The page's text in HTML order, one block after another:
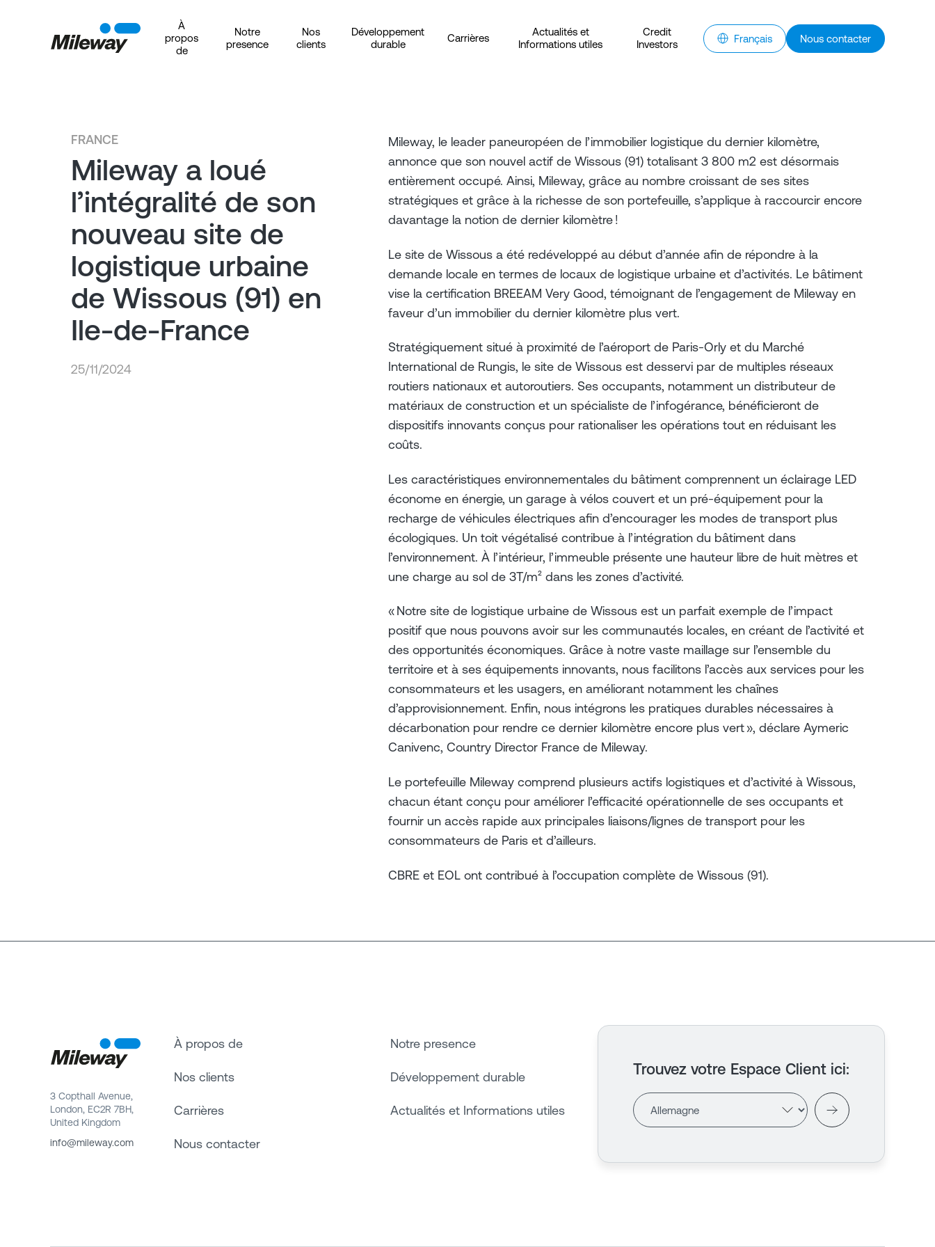
À
propos
de
Notre
presence
Nos
clients
Développement
durable
Carrières
Actualités et
Informations utiles
Credit
Investors
Français Nous contacter
FRANCE
Mileway a loué
l’intégralité de son
nouveau site de
logistique urbaine
de Wissous (91) en
Ile-de-France
25/11/2024
Mileway, le leader paneuropéen de l’immobilier logistique du dernier kilomètre,
annonce que son nouvel actif de Wissous (91) totalisant 3 800 m2 est désormais
entièrement occupé. Ainsi, Mileway, grâce au nombre croissant de ses sites
stratégiques et grâce à la richesse de son portefeuille, s’applique à raccourcir encore
davantage la notion de dernier kilomètre !
Le site de Wissous a été redéveloppé au début d’année afin de répondre à la
demande locale en termes de locaux de logistique urbaine et d’activités. Le bâtiment
vise la certification BREEAM Very Good, témoignant de l’engagement de Mileway en
faveur d’un immobilier du dernier kilomètre plus vert.
Stratégiquement situé à proximité de l’aéroport de Paris-Orly et du Marché
International de Rungis, le site de Wissous est desservi par de multiples réseaux
routiers nationaux et autoroutiers. Ses occupants, notamment un distributeur de
matériaux de construction et un spécialiste de l’infogérance, bénéficieront de
dispositifs innovants conçus pour rationaliser les opérations tout en réduisant les
coûts.
Les caractéristiques environnementales du bâtiment comprennent un éclairage LED
économe en énergie, un garage à vélos couvert et un pré-équipement pour la
recharge de véhicules électriques afin d’encourager les modes de transport plus
écologiques. Un toit végétalisé contribue à l’intégration du bâtiment dans
l’environnement. À l’intérieur, l’immeuble présente une hauteur libre de huit mètres et
une charge au sol de 3T/m² dans les zones d’activité.
« Notre site de logistique urbaine de Wissous est un parfait exemple de l’impact
positif que nous pouvons avoir sur les communautés locales, en créant de l’activité et
des opportunités économiques. Grâce à notre vaste maillage sur l’ensemble du
territoire et à ses équipements innovants, nous facilitons l’accès aux services pour les
consommateurs et les usagers, en améliorant notamment les chaînes
d’approvisionnement. Enfin, nous intégrons les pratiques durables nécessaires à
décarbonation pour rendre ce dernier kilomètre encore plus vert », déclare Aymeric
Canivenc, Country Director France de Mileway.
Le portefeuille Mileway comprend plusieurs actifs logistiques et d’activité à Wissous,
chacun étant conçu pour améliorer l’efficacité opérationnelle de ses occupants et
fournir un accès rapide aux principales liaisons/lignes de transport pour les
consommateurs de Paris et d’ailleurs.
CBRE et EOL ont contribué à l’occupation complète de Wissous (91).
3 Copthall Avenue,
London, EC2R 7BH,
United Kingdom
info@mileway.com
À propos de Notre presence
Nos clients Développement durable
Carrières Actualités et Informations utiles
Nous contacter
Trouvez votre Espace Client ici: